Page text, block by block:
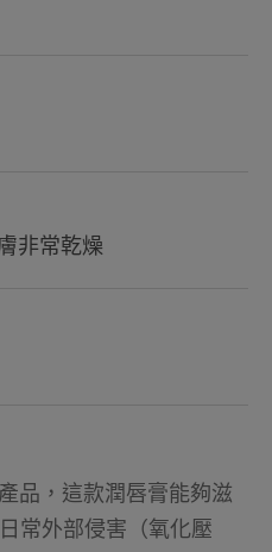
非常乾燥
品，這款潤唇膏能夠滋
常外部侵害（氧化壓